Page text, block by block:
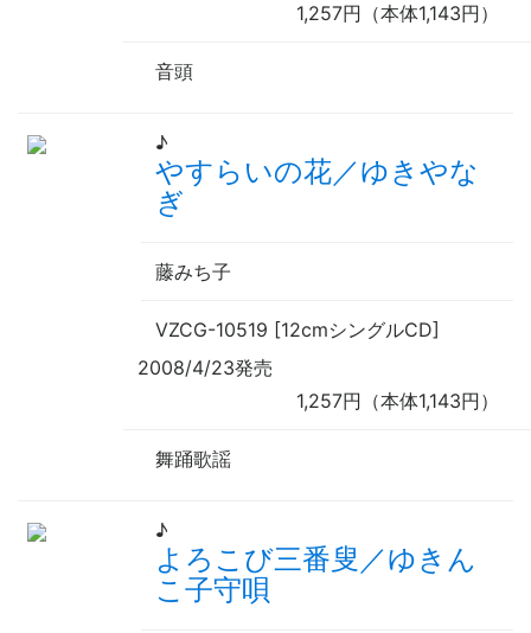
1,257円（本体1,143円）
音頭
♪
やすらいの花／ゆきやな
ぎ
藤みち子
VZCG-10519 [12cmシングルCD]
2008/4/23発売
1,257円（本体1,143円）
舞踊歌謡
♪
よろこび三番叟／ゆきん
こ子守唄